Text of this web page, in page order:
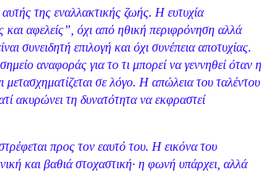
της εναλλακτικής ζωής. Η ευτυχία
και αφελείς”, όχι από ηθική περιφρόνηση αλλά
συνειδητή επιλογή και όχι συνέπεια αποτυχίας.
αναφοράς για το τι μπορεί να γεννηθεί όταν η
μετασχηματίζεται σε λόγο. Η απώλεια του ταλέντου
ακυρώνει τη δυνατότητα να εκφραστεί
προς τον εαυτό του. Η εικόνα του
και βαθιά στοχαστική· η φωνή υπάρχει, αλλά